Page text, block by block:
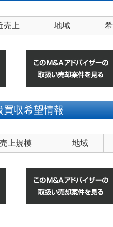
売上 地域
買収希望情報
売上規模 地域